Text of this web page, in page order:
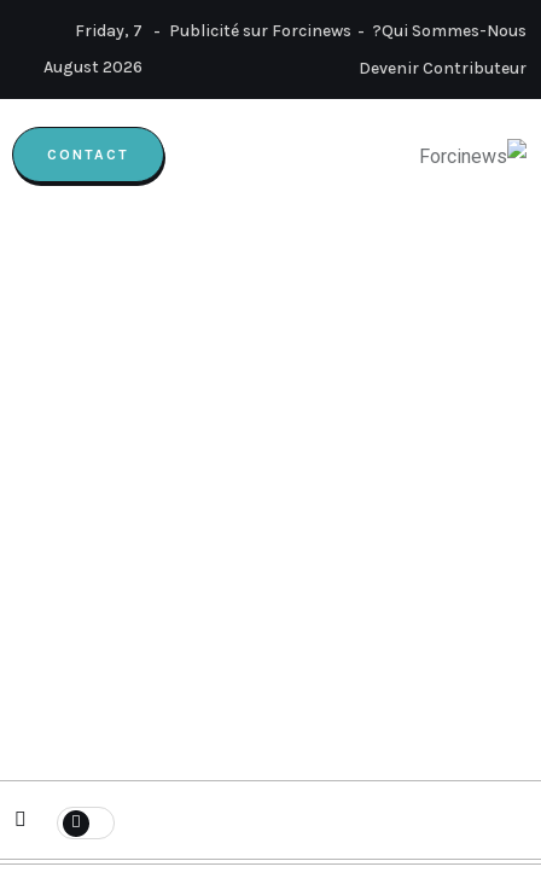
Qui Sommes-Nous?
Publicité sur Forcinews
Devenir Contributeur
Friday, 7
August 2026
CONTACT